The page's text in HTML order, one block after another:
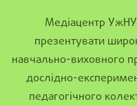
Медіацентр УжНУ
презентувати
навчально-виховного
дослідно-
педагогічного